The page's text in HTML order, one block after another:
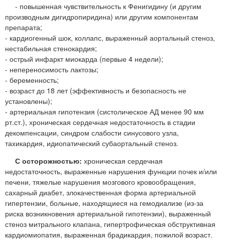
- повышенная чувствительность к Фенигидину (и другим
производным дигидропиридина) или другим компонентам
препарата;
- кардиогенный шок, коллапс, выраженный аортальный стеноз,
нестабильная стенокардия;
- острый инфаркт миокарда (первые 4 недели);
- непереносимость лактозы;
- беременность;
- возраст до 18 лет (эффективность и безопасность не
установлены);
- артериальная гипотензия (систолическое АД менее 90 мм
рт.ст.), хроническая сердечная недостаточность в стадии
декомпенсации, синдром слабости синусового узла,
тахикардия, идиопатический субаортальный стеноз.
С осторожностью: хроническая сердечная
недостаточность, выраженные нарушения функции почек и/или
печени, тяжелые нарушения мозгового кровообращения,
сахарный диабет, злокачественная форма артериальной
гипертензии, больные, находящиеся на гемодиализе (из-за
риска возникновения артериальной гипотензии), выраженный
стеноз митрального клапана, гипертрофическая обструктивная
кардиомиопатия, выраженная брадикардия, пожилой возраст.